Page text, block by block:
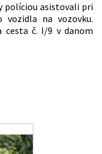
políciou asistovali pri
vozidla na vozovku.
cesta č. I/9 v danom